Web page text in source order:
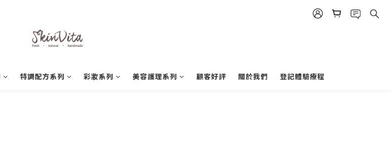
特調配方系列 彩妝系列 美容護理系列 顧客好評 關於我們 登記體驗療程